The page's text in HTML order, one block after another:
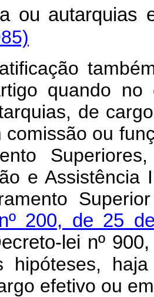
ou autarquias
quando no
de
comissão ou
e
200, de 25
lei nº
hipóteses,
efetivo ou